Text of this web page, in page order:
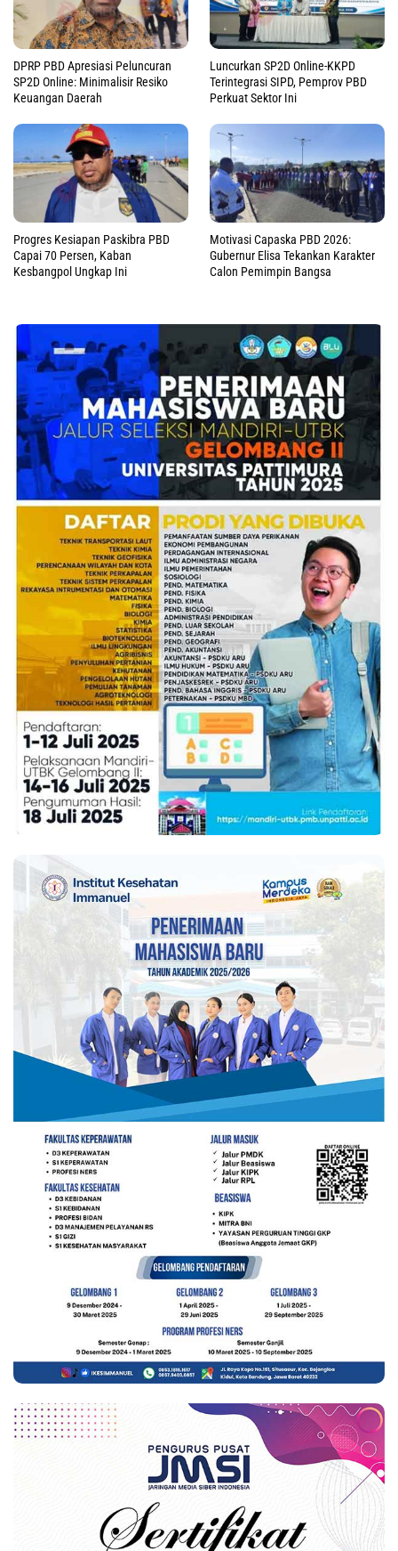
DPRP PBD Apresiasi Peluncuran
SP2D Online: Minimalisir Resiko
Keuangan Daerah
Luncurkan SP2D Online-KKPD
Terintegrasi SIPD, Pemprov PBD
Perkuat Sektor Ini
Progres Kesiapan Paskibra PBD
Capai 70 Persen, Kaban
Kesbangpol Ungkap Ini
Motivasi Capaska PBD 2026:
Gubernur Elisa Tekankan Karakter
Calon Pemimpin Bangsa